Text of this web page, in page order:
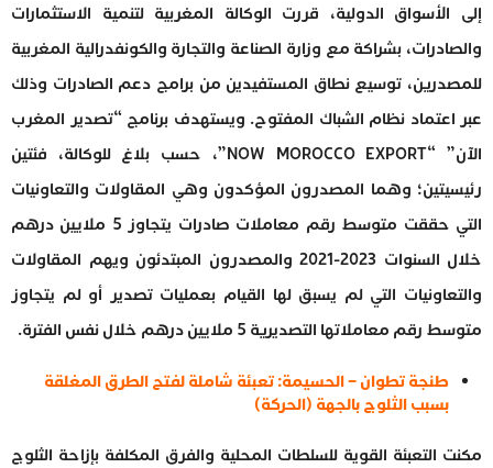
إلى الأسواق الدولية، قررت الوكالة المغربية لتنمية الاستثمارات
والصادرات، بشراكة مع وزارة الصناعة والتجارة والكونفدرالية المغربية
للمصدرين، توسيع نطاق المستفيدين من برامج دعم الصادرات وذلك
عبر اعتماد نظام الشباك المفتوح. ويستهدف برنامج “تصدير المغرب
الآن” “NOW MOROCCO EXPORT”، حسب بلاغ للوكالة، فئتين
رئيسيتين؛ وهما المصدرون المؤكدون وهي المقاولات والتعاونيات
التي حققت متوسط رقم معاملات صادرات يتجاوز 5 ملايين درهم
خلال السنوات 2023-2021 والمصدرون المبتدئون ويهم المقاولات
والتعاونيات التي لم يسبق لها القيام بعمليات تصدير أو لم يتجاوز
متوسط رقم معاملاتها التصديرية 5 ملايين درهم خلال نفس الفترة.
طنجة تطوان – الحسيمة: تعبئة شاملة لفتح الطرق المغلقة
بسبب الثلوج بالجهة (الحركة)
مكنت التعبئة القوية للسلطات المحلية والفرق المكلفة بإزاحة الثلوج